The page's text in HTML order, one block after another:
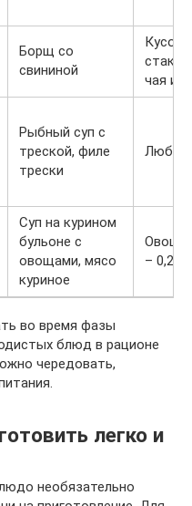
Борщ со
свининой
чая и
Рыбный суп с
треской, филе
трески
Любой
Суп на курином
бульоне с
овощами, мясо
куриное
– 0,2 кг
во время фазы
блюд в рационе
чередовать,
легко и
необязательно